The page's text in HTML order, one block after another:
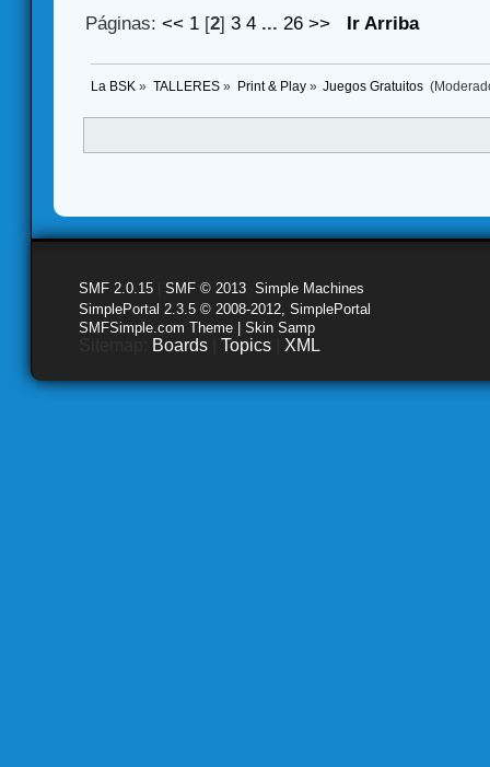
Páginas:<< 1 [2]3 4 ...26 >> Ir Arriba
La BSK » TALLERES» Print & Play» Juegos Gratuitos
SMF 2.0.15 SMF © 2013 Simple Machines
SimplePortal 2.3.5 © 2008-2012, SimplePortal
SMFSimple.com Theme | Skin Samp
Boards Topics XML